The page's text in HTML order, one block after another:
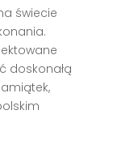
świecie
doskonałą